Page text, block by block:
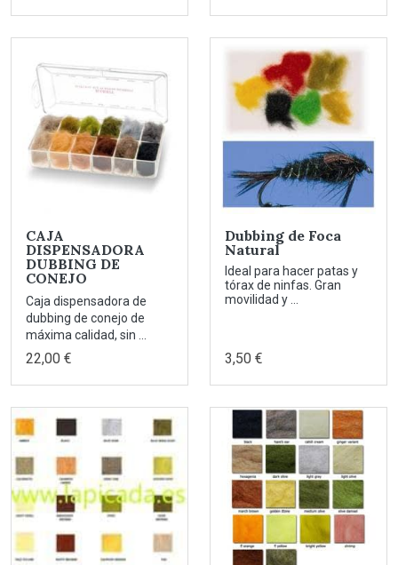
CAJA
DISPENSADORA
DUBBING DE
CONEJO
Caja dispensadora de
dubbing de conejo de
máxima calidad, sin ...
22,00 €
Dubbing de Foca
Natural
Ideal para hacer patas y
tórax de ninfas. Gran
movilidad y ...
3,50 €